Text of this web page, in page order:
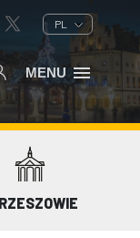
PL
MENU